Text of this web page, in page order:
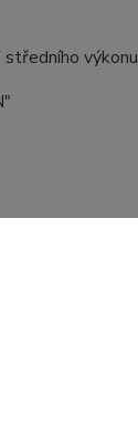
výkonu